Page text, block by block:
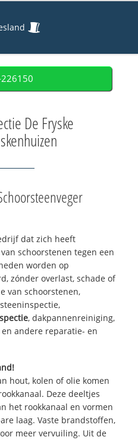
De Fryske
dat zich heeft
schoorstenen tegen een
worden op
zónder overlast, schade of
van schoorstenen,
, dakpannenreiniging,
andere reparatie- en
hout, kolen of olie komen
Deze deeltjes
het rookkanaal en vormen
laag. Vaste brandstoffen,
meer vervuiling. Uit de